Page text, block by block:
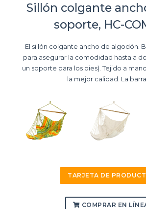
Sillón colgante
soporte, HC-
El sillón colgante ancho de algodón.
para asegurar la comodidad hasta a
un soporte para los pies). Tejido a
la mejor calidad. La barra
TARJETA DE
COMPRAR EN